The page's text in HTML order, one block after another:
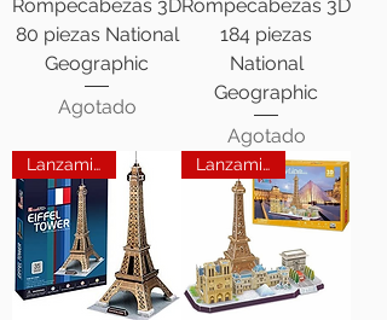
Rompecabezas 3D
80 piezas National
Geographic
Agotado
Rompecabezas 3D
184 piezas
National
Geographic
Agotado
Lanzamiento Lanzamiento